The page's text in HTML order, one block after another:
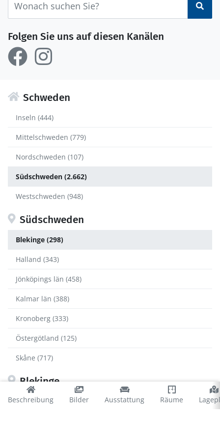
Beschreibung Bilder Ausstattung Räume
Folgen Sie uns auf diesen Kanälen
Schweden
Inseln (444)
Mittelschweden (779)
Nordschweden (107)
Südschweden (2.662)
Westschweden (948)
Südschweden
Blekinge (298)
Halland (343)
Jönköpings län (458)
Kalmar län (388)
Kronoberg (333)
Östergötland (125)
Skåne (717)
Blekinge
Karlshamn (36)